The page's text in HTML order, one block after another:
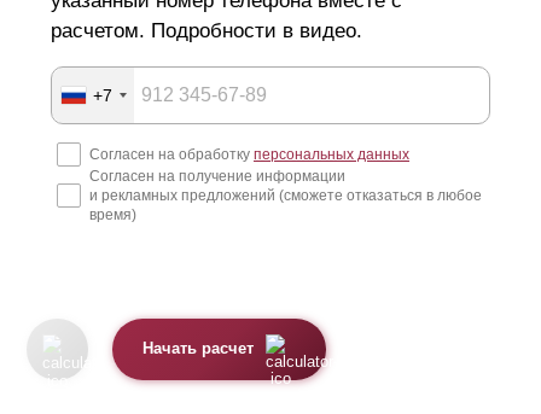
расчетом. Подробности в видео.
+7
Согласен на обработку персональных данных
Согласен на получение информации
и рекламных предложений (сможете отказаться в любое
время)
Начать расчет